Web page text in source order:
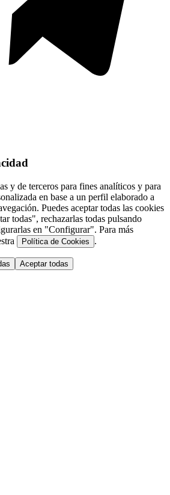
y de terceros para fines analíticos y para
en base a un perfil elaborado a
Puedes aceptar todas las cookies
todas", rechazarlas todas pulsando
en "Configurar". Para más
Política de Cookies .
Aceptar todas